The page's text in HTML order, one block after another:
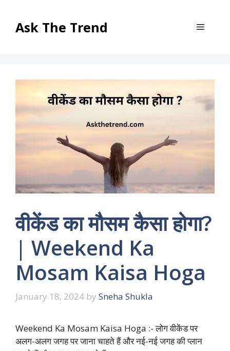
contentAsk The Trend Menu
वीकेंड का मौसम कैसा होगा?
| Weekend Ka
Mosam Kaisa Hoga
January 18, 2024 by Sneha Shukla
Weekend Ka Mosam Kaisa Hoga :- लोग वीकेंड पर
अलग-अलग जगह पर जाना चाहते हैं और नई-नई जगह की प्लान